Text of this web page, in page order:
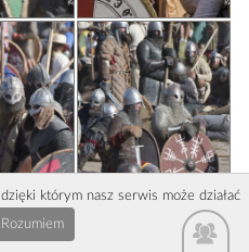
którym nasz serwis może działać
Rozumiem